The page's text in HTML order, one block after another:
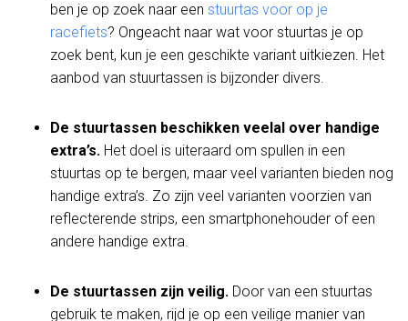
ben je op zoek naar een stuurtas voor op je
racefiets? Ongeacht naar wat voor stuurtas je op
zoek bent, kun je een geschikte variant uitkiezen. Het
aanbod van stuurtassen is bijzonder divers.
De stuurtassen beschikken veelal over handige
extra’s. Het doel is uiteraard om spullen in een
stuurtas op te bergen, maar veel varianten bieden nog
handige extra’s. Zo zijn veel varianten voorzien van
reflecterende strips, een smartphonehouder of een
andere handige extra.
De stuurtassen zijn veilig. Door van een stuurtas
gebruik te maken, rijd je op een veilige manier van